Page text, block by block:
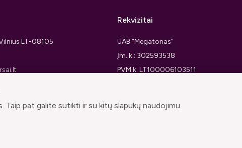
LT-08105
Rekvizitai
UAB “Megatonas”
Įm. k.: 302593538
PVM k. LT100006103511
Taip pat galite sutikti ir su kitų slapukų naudojimu.